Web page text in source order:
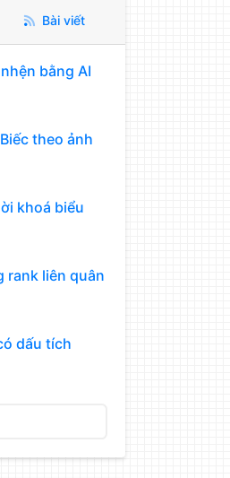
Bài viết
bằng AI
theo ảnh
khoá biểu
rank liên quân
dấu tích